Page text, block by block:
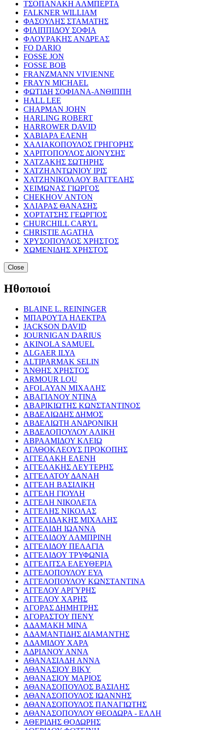
ΤΣΟΠΑΝΑΚΗ ΑΛΜΠΕΡΤΑ
FALKNER WILLIAM
ΦΑΣΟΥΛΗΣ ΣΤΑΜΑΤΗΣ
ΦΙΛΙΠΠΙΔΟΥ ΣΟΦΙΑ
ΦΛΟΥΡΑΚΗΣ ΑΝΔΡΕΑΣ
FO DARIO
FOSSE JON
FOSSE BOB
FRANZMANN VIVIENNE
FRAYN MICHAEL
ΦΩΤΙΔΗ ΣΟΦΙΑΝΑ-ΑΝΘΙΠΠΗ
HALL LEE
CHAPMAN JOHN
HARLING ROBERT
HARROWER DAVID
ΧΑΒΙΑΡΑ ΕΛΕΝΗ
ΧΑΛΙΑΚΟΠΟΥΛΟΣ ΓΡΗΓΟΡΗΣ
ΧΑΡΙΤΟΠΟΥΛΟΣ ΔΙΟΝΥΣΗΣ
ΧΑΤΖΑΚΗΣ ΣΩΤΗΡΗΣ
ΧΑΤΖΗΑΝΤΩΝΙΟΥ ΙΡΙΣ
ΧΑΤΖΗΝΙΚΟΛΑΟΥ ΒΑΓΓΕΛΗΣ
ΧΕΙΜΩΝΑΣ ΓΙΩΡΓΟΣ
CHEKHOV ANTON
ΧΛΙΑΡΑΣ ΘΑΝΑΣΗΣ
ΧΟΡΤΑΤΣΗΣ ΓΕΩΡΓΙΟΣ
CHURCHILL CARYL
CHRISTIE AGATHA
ΧΡΥΣΟΠΟΥΛΟΣ ΧΡΗΣΤΟΣ
ΧΩΜΕΝΙΔΗΣ ΧΡΗΣΤΟΣ
Close
Ηθοποιοί
BLAINE L. REININGER
ΜΠΑΡΟΥΤΑ ΗΛΕΚΤΡΑ
JACKSON DAVID
JOURNIGAN DARIUS
AKINOLA SAMUEL
ALGAER ILYA
ALTIPARMAK SELIN
ΆΝΘΗΣ ΧΡΗΣΤΟΣ
ARMOUR LOU
AFOLAYAN ΜΙΧΑΛΗΣ
ΑΒΑΓΙΑΝΟΥ ΝΤΙΝΑ
ΑΒΑΡΙΚΙΩΤΗΣ ΚΩΝΣΤΑΝΤΙΝΟΣ
ΑΒΔΕΛΙΩΔΗΣ ΔΗΜΟΣ
ΑΒΔΕΛΙΩΤΗ ΑΝΔΡΟΝΙΚΗ
ΑΒΔΕΛΟΠΟΥΛΟΥ ΑΛΙΚΗ
ΑΒΡΑΑΜΙΔΟΥ ΚΛΕΙΩ
ΑΓΑΘΟΚΛΕΟΥΣ ΠΡΟΚΟΠΗΣ
ΑΓΓΕΛΑΚΗ ΕΛΕΝΗ
ΑΓΓΕΛΑΚΗΣ ΛΕΥΤΕΡΗΣ
ΑΓΓΕΛΑΤΟΥ ΔΑΝΑΗ
ΑΓΓΕΛΗ ΒΑΣΙΛΙΚΗ
ΑΓΓΕΛΗ ΓΙΟΥΛΗ
ΑΓΓΕΛΗ ΝΙΚΟΛΕΤΑ
ΑΓΓΕΛΗΣ ΝΙΚΟΛΑΣ
ΑΓΓΕΛΙΔΑΚΗΣ ΜΙΧΑΛΗΣ
ΑΓΓΕΛΙΔΗ ΙΩΑΝΝΑ
ΑΓΓΕΛΙΔΟΥ ΛΑΜΠΡΙΝΗ
ΑΓΓΕΛΙΔΟΥ ΠΕΛΑΓΙΑ
ΑΓΓΕΛΙΔΟΥ ΤΡΥΦΩΝΙΑ
ΑΓΓΕΛΙΤΣΑ ΕΛΕΥΘΕΡΙΑ
ΑΓΓΕΛΟΠΟΥΛΟΥ ΕΥΑ
ΑΓΓΕΛΟΠΟΥΛΟΥ ΚΩΝΣΤΑΝΤΙΝΑ
ΑΓΓΕΛΟΥ ΑΡΓΥΡΗΣ
ΑΓΓΕΛΟΥ ΧΑΡΗΣ
ΑΓΟΡΑΣ ΔΗΜΗΤΡΗΣ
ΑΓΟΡΑΣΤΟΥ ΠΕΝΥ
ΑΔΑΜΑΚΗ ΜΙΝΑ
ΑΔΑΜΑΝΤΙΔΗΣ ΔΙΑΜΑΝΤΗΣ
ΑΔΑΜΙΔΟΥ ΧΑΡΑ
ΑΔΡΙΑΝΟΥ ΑΝΝΑ
ΑΘΑΝΑΣΙΑΔΗ ΑΝΝΑ
ΑΘΑΝΑΣΙΟΥ ΒΙΚΥ
ΑΘΑΝΑΣΙΟΥ ΜΑΡΙΟΣ
ΑΘΑΝΑΣΟΠΟΥΛΟΣ ΒΑΣΙΛΗΣ
ΑΘΑΝΑΣΟΠΟΥΛΟΣ ΙΩΑΝΝΗΣ
ΑΘΑΝΑΣΟΠΟΥΛΟΣ ΠΑΝΑΓΙΩΤΗΣ
ΑΘΑΝΑΣΟΠΟΥΛΟΥ ΘΕΟΔΩΡΑ - ΕΛΛΗ
ΑΘΕΡΙΔΗΣ ΘΟΔΩΡΗΣ